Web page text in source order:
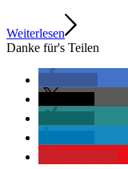
Weiterlesen
Danke für's Teilen